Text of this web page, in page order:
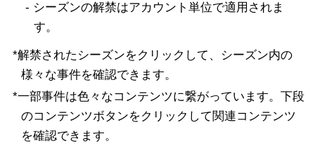
- シーズンの解禁はアカウント単位で適用されま
す。
*解禁されたシーズンをクリックして、シーズン内の
様々な事件を確認できます。
*一部事件は色々なコンテンツに繋がっています。下段
のコンテンツボタンをクリックして関連コンテンツ
を確認できます。